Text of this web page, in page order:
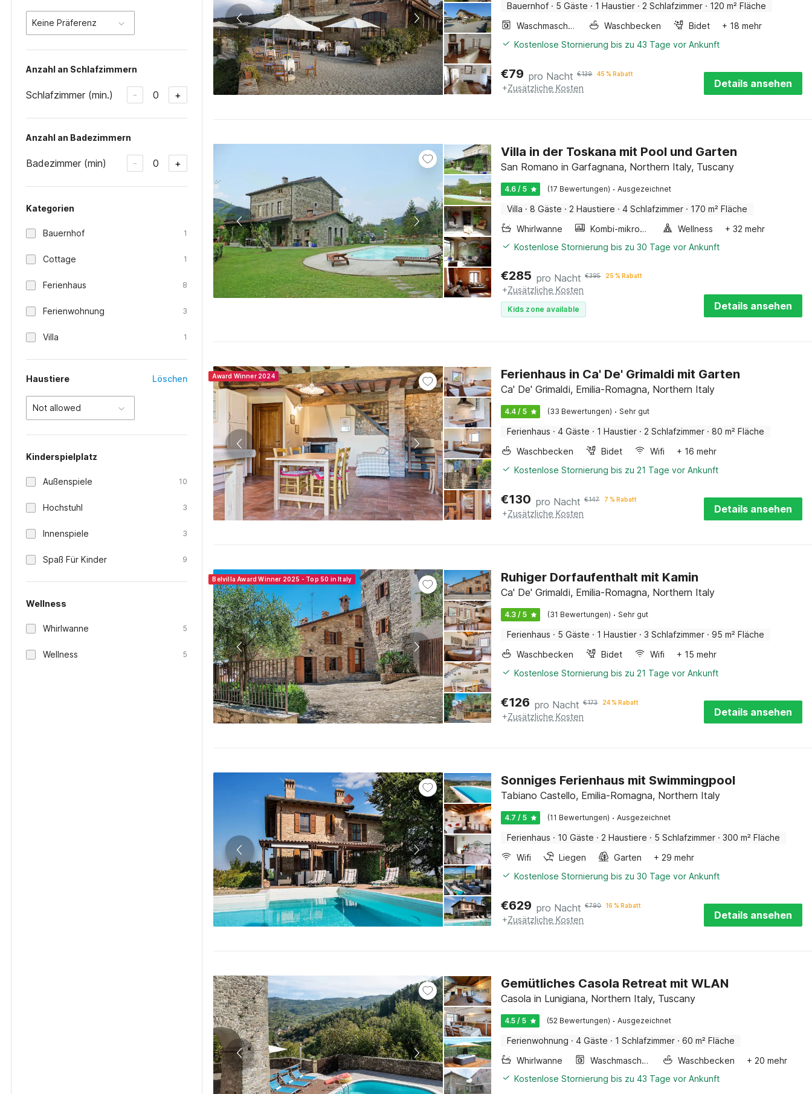
Keine Präferenz
Anzahl an Schlafzimmern
Schlafzimmer (min.) - 0 +
Anzahl an Badezimmern
Badezimmer (min) - 0 +
Kategorien
Bauernhof 1
Cottage 1
Ferienhaus 8
Ferienwohnung 3
Villa 1
Haustiere Löschen
Not allowed
Kinderspielplatz
Außenspiele 10
Hochstuhl 3
Innenspiele 3
Spaß Für Kinder 9
Wellness
Whirlwanne 5
Wellness 5
Bauernhof · 5 Gäste · 1 Haustier · 2 Schlafzimmer · 120 m² Fläche
Waschmaschine
Waschbecken Bidet
+ 18 mehr
Kostenlose Stornierung bis zu 43 Tage vor Ankunft
€79 pro Nacht €139 45 % Rabatt
+Zusätzliche Kosten Details ansehen
Villa in der Toskana mit Pool und Garten
San Romano in Garfagnana, Northern Italy, Tuscany
4.6 / 5 (17 Bewertungen) · Ausgezeichnet
Villa · 8 Gäste · 2 Haustiere · 4 Schlafzimmer · 170 m² Fläche
Whirlwanne
Kombi-mikrowelle Wellness
+ 32 mehr
Kostenlose Stornierung bis zu 30 Tage vor Ankunft
€285 pro Nacht €395 25 % Rabatt
+Zusätzliche Kosten
Kids zone available Details ansehen
Award Winner 2024 Ferienhaus in Ca' De' Grimaldi mit Garten
Ca' De' Grimaldi, Emilia-Romagna, Northern Italy
4.4 / 5 (33 Bewertungen) · Sehr gut
Ferienhaus · 4 Gäste · 1 Haustier · 2 Schlafzimmer · 80 m² Fläche
Waschbecken
Bidet Wifi
+ 16 mehr
Kostenlose Stornierung bis zu 21 Tage vor Ankunft
€130 pro Nacht €147 7 % Rabatt
+Zusätzliche Kosten Details ansehen
Belvilla Award Winner 2025 - Top 50 in Italy Ruhiger Dorfaufenthalt mit Kamin
Ca' De' Grimaldi, Emilia-Romagna, Northern Italy
4.3 / 5 (31 Bewertungen) · Sehr gut
Ferienhaus · 5 Gäste · 1 Haustier · 3 Schlafzimmer · 95 m² Fläche
Waschbecken
Bidet Wifi
+ 15 mehr
Kostenlose Stornierung bis zu 21 Tage vor Ankunft
€126 pro Nacht €173 24 % Rabatt
+Zusätzliche Kosten Details ansehen
Sonniges Ferienhaus mit Swimmingpool
Tabiano Castello, Emilia-Romagna, Northern Italy
4.7 / 5 (11 Bewertungen) · Ausgezeichnet
Ferienhaus · 10 Gäste · 2 Haustiere · 5 Schlafzimmer · 300 m² Fläche
Wifi
Liegen Garten
+ 29 mehr
Kostenlose Stornierung bis zu 30 Tage vor Ankunft
€629 pro Nacht €790 16 % Rabatt
+Zusätzliche Kosten Details ansehen
Gemütliches Casola Retreat mit WLAN
Casola in Lunigiana, Northern Italy, Tuscany
4.5 / 5 (52 Bewertungen) · Ausgezeichnet
Ferienwohnung · 4 Gäste · 1 Schlafzimmer · 60 m² Fläche
Whirlwanne
Waschmaschine Waschbecken
+ 20 mehr
Kostenlose Stornierung bis zu 43 Tage vor Ankunft